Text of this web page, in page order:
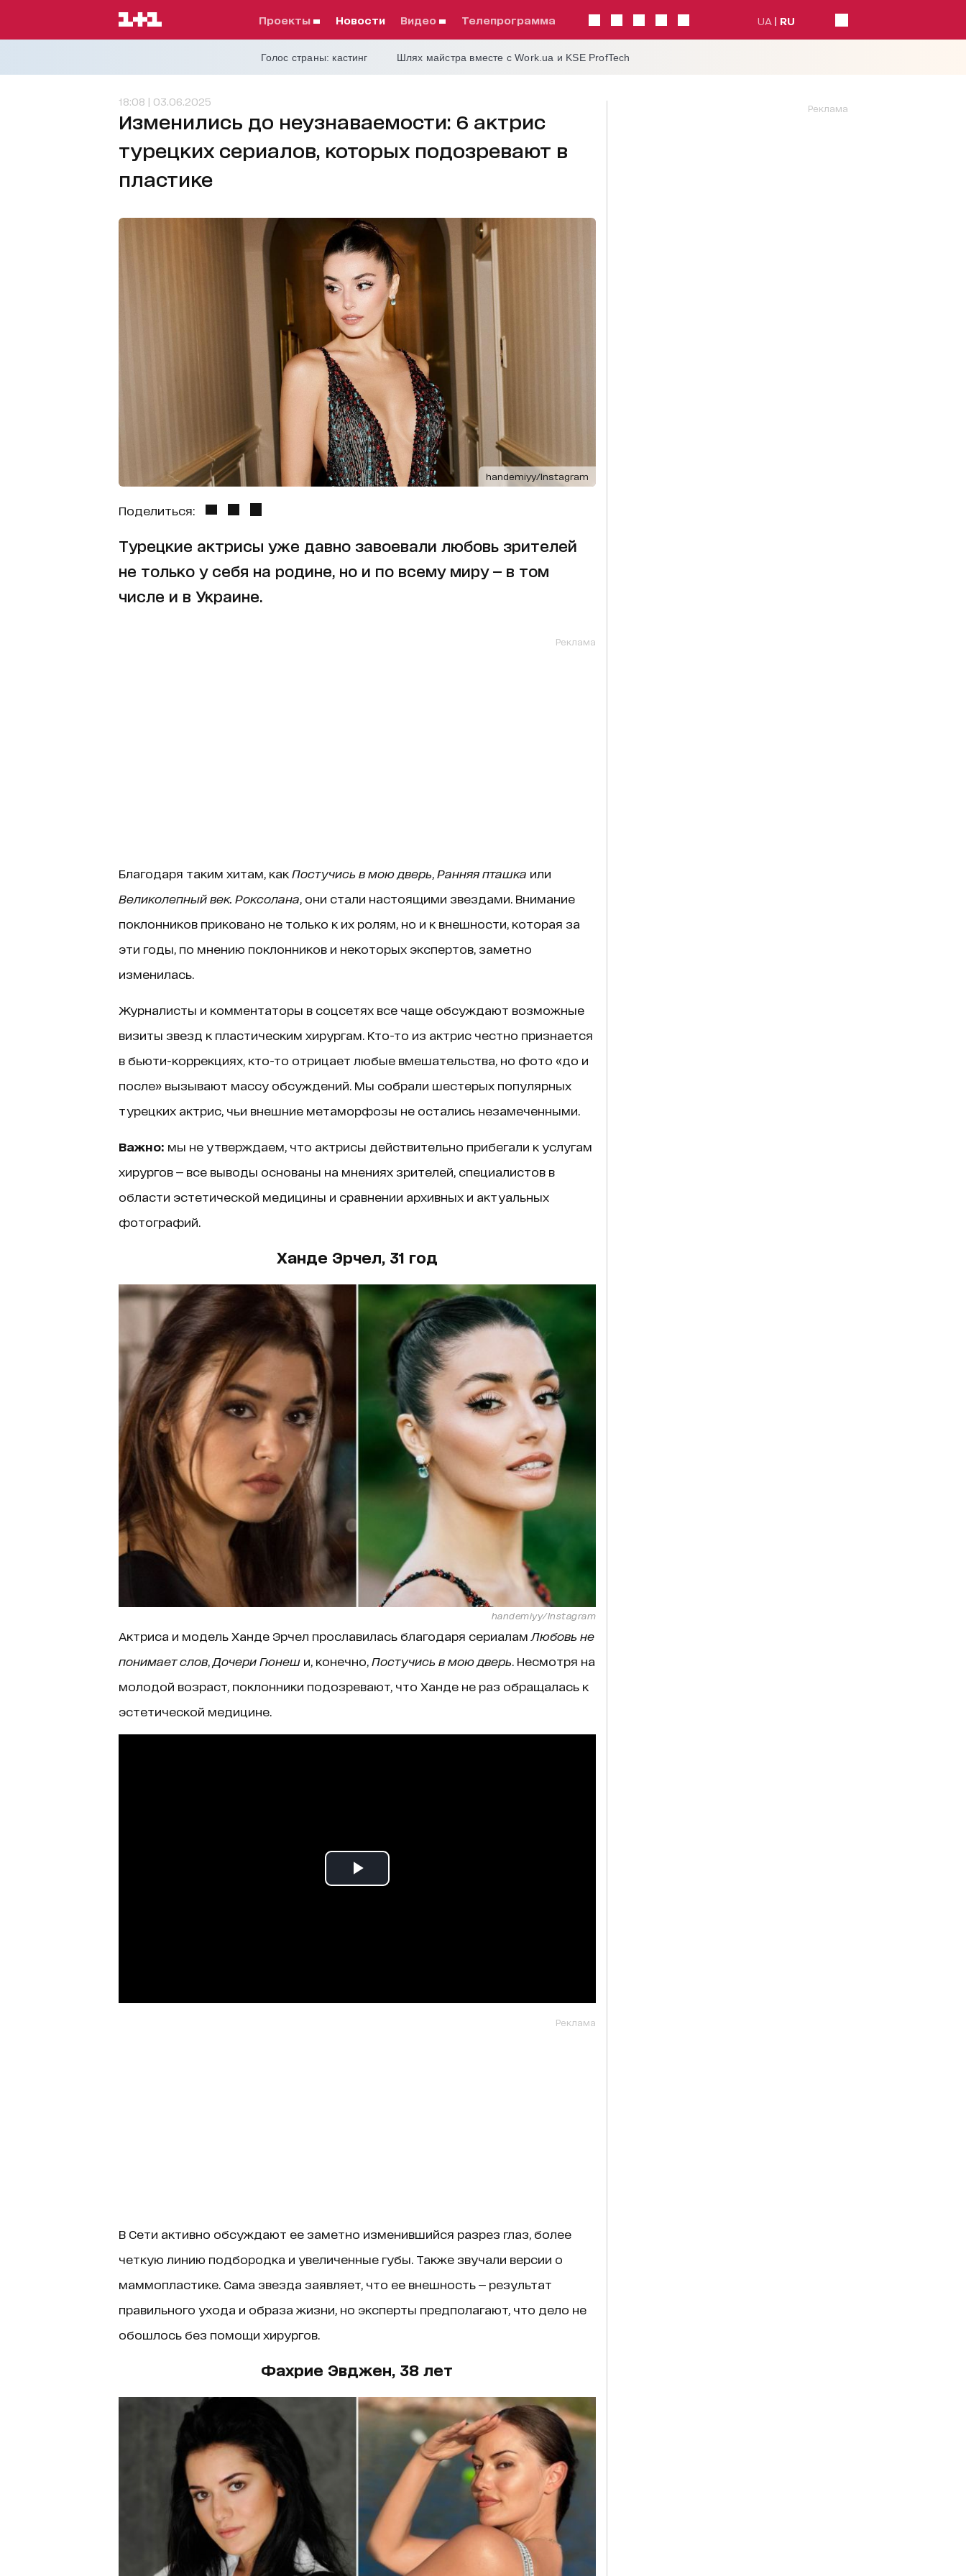
проекты Новости видео телепрограмма UA RU
Голос страны: кастинг Шлях майстра вместе с Work.ua и KSE ProfTech
18:08 | 03.06.2025
Изменились до неузнаваемости: 6 актрис
турецких сериалов, которых подозревают в
пластике
handemiyy/Instagram
Поделиться:
Турецкие актрисы уже давно завоевали любовь зрителей
не только у себя на родине, но и по всему миру — в том
числе и в Украине.
Реклама
Благодаря таким хитам, как Постучись в мою дверь Ранняя пташка или
Великолепный век. Роксолана , они стали настоящими звездами. Внимание
поклонников приковано не только к их ролям, но и к внешности, которая за
эти годы, по мнению поклонников и некоторых экспертов, заметно
изменилась.
Журналисты и комментаторы в соцсетях все чаще обсуждают возможные
визиты звезд к пластическим хирургам. Кто-то из актрис честно признается
в бьюти-коррекциях, кто-то отрицает любые вмешательства, но фото «до и
после» вызывают массу обсуждений. Мы собрали шестерых популярных
турецких актрис, чьи внешние метаморфозы не остались незамеченными.
Важно: мы не утверждаем, что актрисы действительно прибегали к услугам
хирургов — все выводы основаны на мнениях зрителей, специалистов в
области эстетической медицины и сравнении архивных и актуальных
фотографий.
Ханде Эрчел, 31 год
handemiyy/Instagram
Актриса и модель Ханде Эрчел прославилась благодаря сериалам Любовь не
понимает слов, Дочери Гюнеши, конечно, Постучись в мою дверь . Несмотря на
молодой возраст, поклонники подозревают, что Ханде не раз обращалась к
эстетической медицине.
Реклама
В Сети активно обсуждают ее заметно изменившийся разрез глаз, более
четкую линию подбородка и увеличенные губы. Также звучали версии о
маммопластике. Сама звезда заявляет, что ее внешность — результат
правильного ухода и образа жизни, но эксперты предполагают, что дело не
обошлось без помощи хирургов.
Фахрие Эвджен, 38 лет
Реклама